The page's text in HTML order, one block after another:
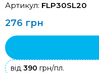
Артикул: FLP30SL20
276 грн
від 390 грн/пл.